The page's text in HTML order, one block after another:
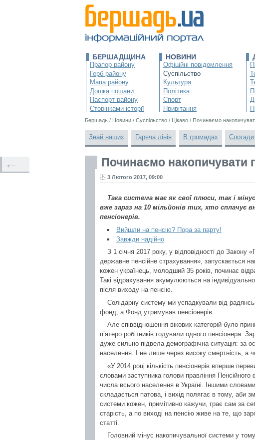
БЕРШАДЩИНА
Прапор району
Герб району
Мапа району
Дошка пошани
Паспорт району
Сторінками історії
НОВИНИ
Офіційні повідомлення
Суспільство
Культура
Політика
Спорт
Привітання
Бершадь / Новини / Суспільство / Цікаво / Починаємо
Знай наших Гаряча лінія В громадах Спогади
Починаємо накопичувати
3 Лютого 2017, 09:00
Така система має як свої плюси, так і
вже зараз на 10 мільйонів тих, хто сплачує
пенсіонерів.
Вийшли на пенсію? Пора за парту!
Завжди надійно
З 1 січня 2017 року, у відповідності до Закону
державне пенсійне страхування», запускається
кожен українець, молодший 35 років, починає
Такі відрахування акумулюються на
після виходу на пенсію.
Солідарну систему ми успадкували від
фонд, а Фонд утримував пенсіонерів.
Але співвідношення вікових категорій було
п’ятеро робітників годували одного пенсіонера.
дуже сильно підвела демографічна ситуація: за
населення. І не лише через високу смертність, а
«У 2014 році кількість пенсіонерів вперше
словами заступника голови правління
числа всього населення в Україні. Іншими
складається патова, і вихід полягає в тому, аби
системи кожен, примітивно кажучи, грає сам за
старість, а по виході на пенсію живе на те, що
статті.
Головний мінус накопичувальної системи у
←